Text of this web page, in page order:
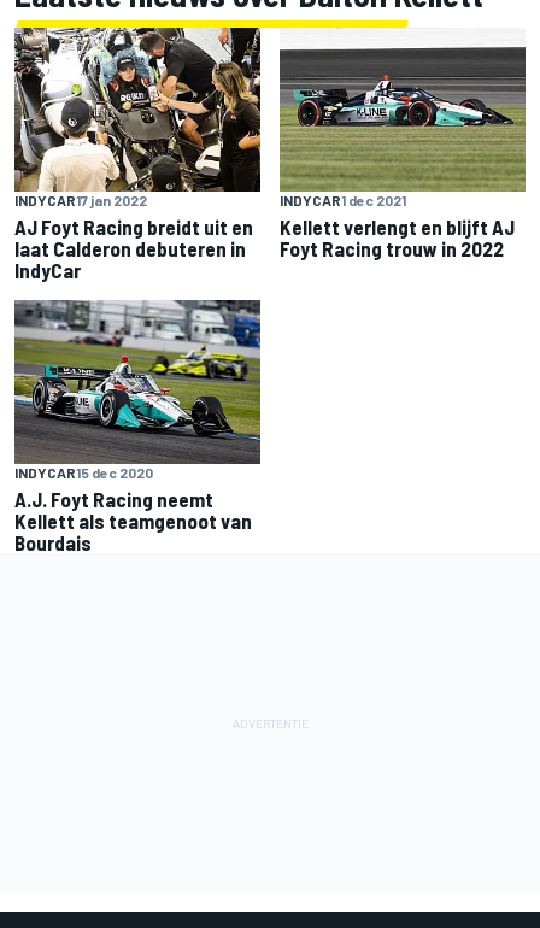
INDYCAR17 jan 2022
AJ Foyt Racing breidt uit en
laat Calderon debuteren in
IndyCar
INDYCAR1 dec 2021
Kellett verlengt en blijft AJ
Foyt Racing trouw in 2022
INDYCAR15 dec 2020
A.J. Foyt Racing neemt
Kellett als teamgenoot van
Bourdais